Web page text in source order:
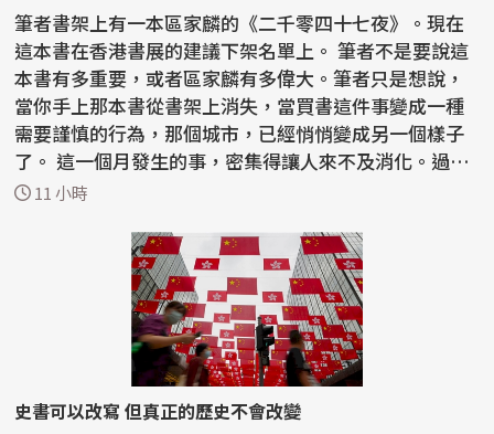
筆者書架上有一本區家麟的《二千零四十七夜》。現在
這本書在香港書展的建議下架名單上。 筆者不是要說這
本書有多重要，或者區家麟有多偉大。筆者只是想說，
當你手上那本書從書架上消失，當買書這件事變成一種
需要謹慎的行為，那個城市，已經悄悄變成另一個樣子
了。 這一個月發生的事，密集得讓人來不及消化。過去
半...11 小時
史書可以改寫 但真正的歷史不會改變